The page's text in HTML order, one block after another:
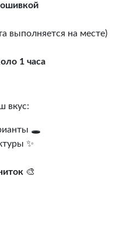
выполняется на месте)
1 часа
вкус:
🕳️
✨
🎨